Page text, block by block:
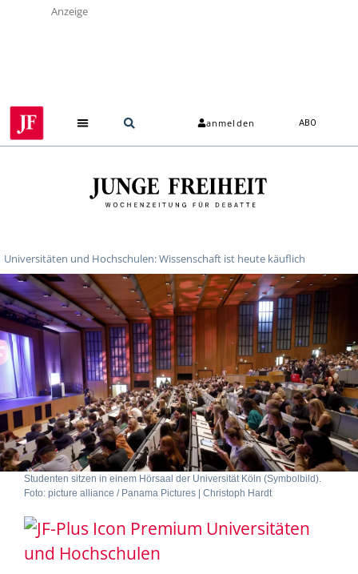
Anzeige
anmelden ABO
Universitäten und Hochschulen: Wissenschaft ist heute käuflich
Studenten sitzen in einem Hörsaal der Universität Köln (Symbolbild).
Foto: picture alliance / Panama Pictures | Christoph Hardt
Universitäten
und Hochschulen